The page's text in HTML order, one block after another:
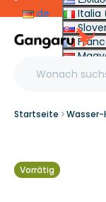
de
Italia
Startseite
Vorrätig